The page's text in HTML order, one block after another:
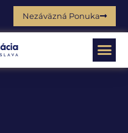
Nezáväzná Ponuka